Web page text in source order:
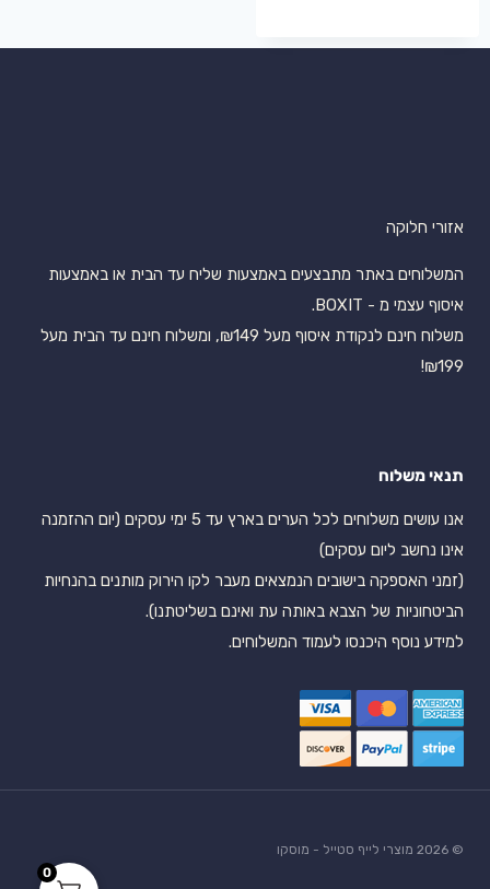
אזורי חלוקה
המשלוחים באתר מתבצעים באמצעות שליח עד הבית או באמצעות
איסוף עצמי מ - BOXIT.
משלוח חינם לנקודת איסוף מעל ₪149, ומשלוח חינם עד הבית מעל
₪199!
תנאי משלוח
אנו עושים משלוחים לכל הערים בארץ עד 5 ימי עסקים (יום ההזמנה
אינו נחשב ליום עסקים)
(זמני האספקה בישובים הנמצאים מעבר לקו הירוק מותנים בהנחיות
הביטחוניות של הצבא באותה עת ואינם בשליטתנו).
למידע נוסף היכנסו לעמוד המשלוחים.
© 2026 מוצרי לייף סטייל - מוסקו
0